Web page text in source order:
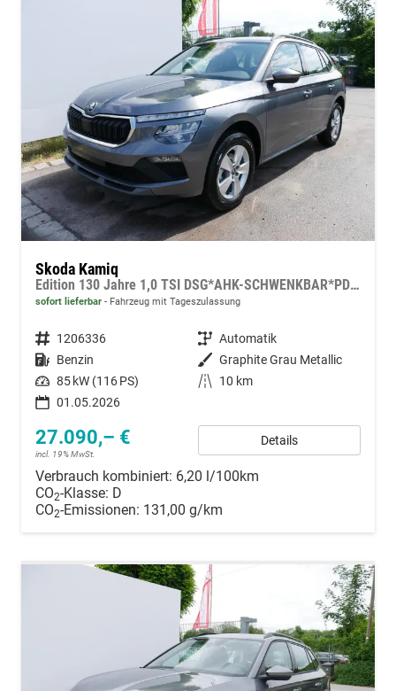
Skoda Kamiq
Edition 130 Jahre 1,0 TSI DSG*AHK-SCHWENKBAR*PDC-HI*KAMERA*LED*SHZ*TEMPOMAT
sofort lieferbar Fahrzeug mit Tageszulassung
Fahrzeugnummer 1206336 Getriebe Automatik
Kraftstoff Benzin Außenfarbe Graphite Grau Metallic
Leistung 85 kW (116 PS) Kilometerstand
10 km
01.05.2026
27.090,– €
incl. 19% MwSt.
Details
Verbrauch kombiniert: 6,20 l/100km
CO2-Klasse: D
CO2-Emissionen: 131,00 g/km